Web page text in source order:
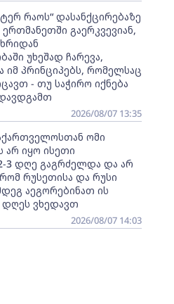
რაოს“ დასანქცირებაზე
გაერკვევიან,
უხეშად ჩარევა,
იმ პრინციპებს, რომელსაც
- თუ საჭირო იქნება
2026/08/07 13:35
ომი
იყო ისეთი
3 დღე გაგრძელდა და არ
რუსეთისა და რუსი
აეგორებინათ ის
დღეს ვხედავთ
2026/08/07 14:03